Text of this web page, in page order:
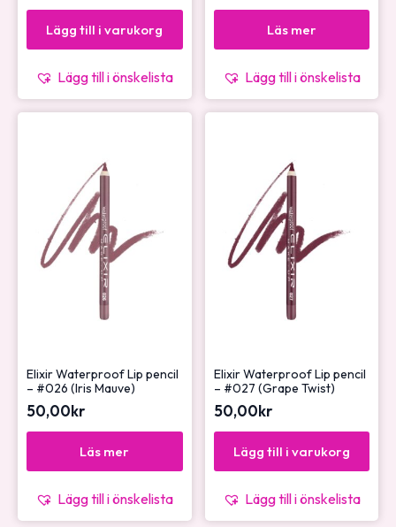
Lägg till i varukorg
Lägg till i önskelista
Läs mer
Lägg till i önskelista
Elixir Waterproof Lip pencil
– #026 (Iris Mauve)
50,00kr
Läs mer
Lägg till i önskelista
Elixir Waterproof Lip pencil
– #027 (Grape Twist)
50,00kr
Lägg till i varukorg
Lägg till i önskelista